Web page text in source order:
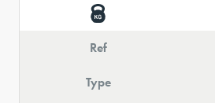
Ref
Type